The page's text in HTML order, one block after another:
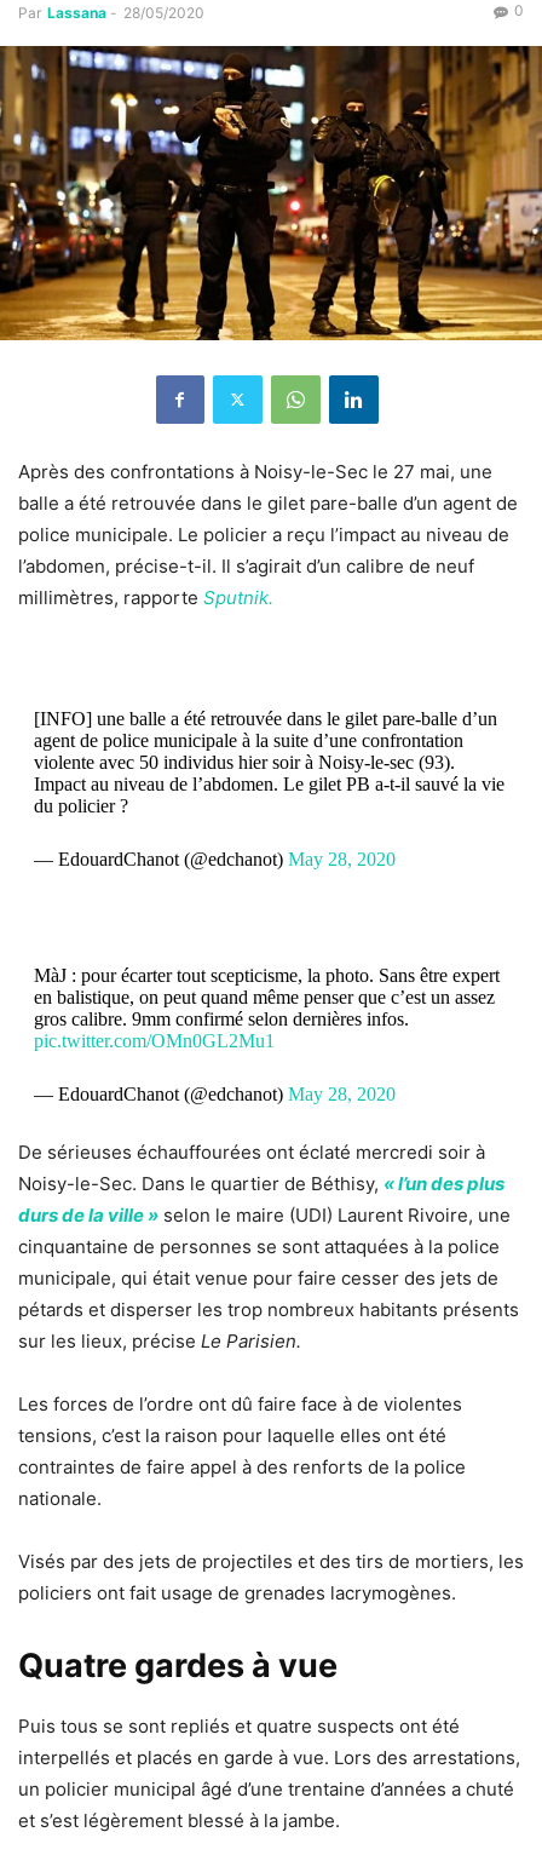
Par Lassana - 28/05/2020 0
Après des confrontations à Noisy-le-Sec le 27 mai, une
balle a été retrouvée dans le gilet pare-balle d’un agent de
police municipale. Le policier a reçu l’impact au niveau de
l’abdomen, précise-t-il. Il s’agirait d’un calibre de neuf
millimètres, rapporte Sputnik.
[INFO] une balle a été retrouvée dans le gilet pare-balle d’un
agent de police municipale à la suite d’une confrontation
violente avec 50 individus hier soir à Noisy-le-sec (93).
Impact au niveau de l’abdomen. Le gilet PB a-t-il sauvé la vie
du policier ?
— EdouardChanot (@edchanot) May 28, 2020
MàJ : pour écarter tout scepticisme, la photo. Sans être expert
en balistique, on peut quand même penser que c’est un assez
gros calibre. 9mm confirmé selon dernières infos.
pic.twitter.com/OMn0GL2Mu1
— EdouardChanot (@edchanot) May 28, 2020
De sérieuses échauffourées ont éclaté mercredi soir à
Noisy-le-Sec. Dans le quartier de Béthisy, « l’un des plus
durs de la ville » selon le maire (UDI) Laurent Rivoire, une
cinquantaine de personnes se sont attaquées à la police
municipale, qui était venue pour faire cesser des jets de
pétards et disperser les trop nombreux habitants présents
sur les lieux, précise Le Parisien.
Les forces de l’ordre ont dû faire face à de violentes
tensions, c’est la raison pour laquelle elles ont été
contraintes de faire appel à des renforts de la police
nationale.
Visés par des jets de projectiles et des tirs de mortiers, les
policiers ont fait usage de grenades lacrymogènes.
Quatre gardes à vue
Puis tous se sont repliés et quatre suspects ont été
interpellés et placés en garde à vue. Lors des arrestations,
un policier municipal âgé d’une trentaine d’années a chuté
et s’est légèrement blessé à la jambe.